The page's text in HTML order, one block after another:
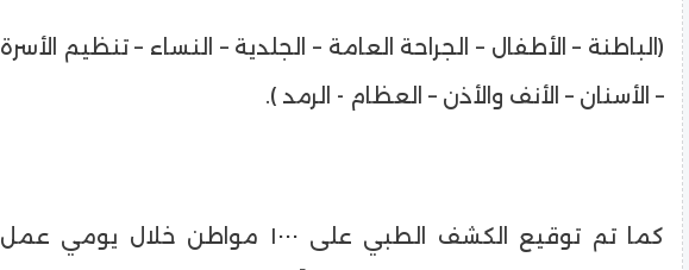
(الباطنة – الأطفال – الجراحة العامة – الجلدية – النساء – تنظيم الأسرة
– الأسنان – الأنف والأذن – العظام - الرمد ).
كما تم توقيع الكشف الطبي على ١٠٠٠ مواطن خلال يومي عمل